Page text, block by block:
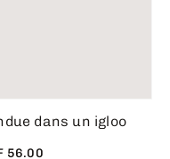
dans un igloo
56.00